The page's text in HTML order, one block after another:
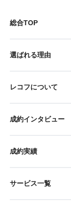
総合TOP
選ばれる理由
レコフについて
成約インタビュー
成約実績
サービス一覧